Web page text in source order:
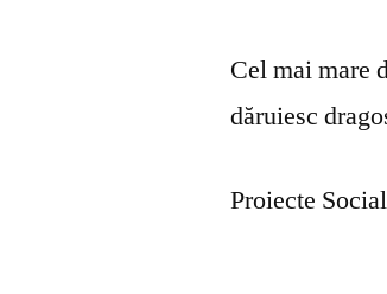
Cel mai mare
dăruiesc
Proiecte